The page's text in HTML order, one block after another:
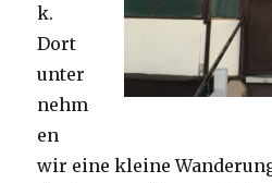
k.
Dort
unter
nehm
en
wir eine kleine